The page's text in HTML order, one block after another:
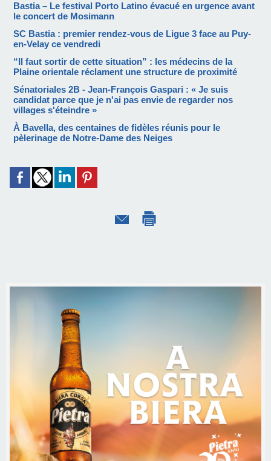
Bastia – Le festival Porto Latino évacué en urgence avant
le concert de Mosimann
SC Bastia : premier rendez-vous de Ligue 3 face au Puy-
en-Velay ce vendredi
“Il faut sortir de cette situation” : les médecins de la
Plaine orientale réclament une structure de proximité
Sénatoriales 2B - Jean-François Gaspari : « Je suis
candidat parce que je n'ai pas envie de regarder nos
villages s'éteindre »
À Bavella, des centaines de fidèles réunis pour le
pèlerinage de Notre-Dame des Neiges